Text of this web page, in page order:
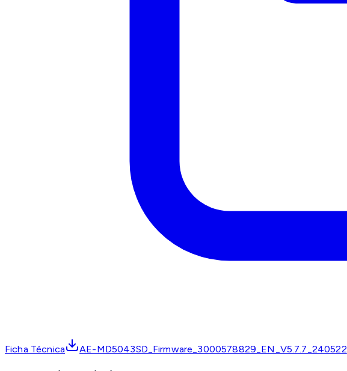
Ficha Técnica AE-MD5043SD_Firmware_3000578829_EN_V5.7.7_240522